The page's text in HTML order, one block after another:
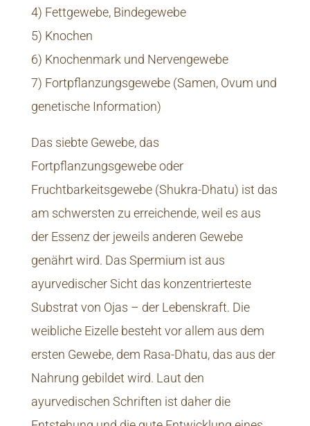
4) Fettgewebe, Bindegewebe
5) Knochen
6) Knochenmark und Nervengewebe
7) Fortpflanzungsgewebe (Samen, Ovum und
genetische Information)
Das siebte Gewebe, das
Fortpflanzungsgewebe oder
Fruchtbarkeitsgewebe (Shukra-Dhatu) ist das
am schwersten zu erreichende, weil es aus
der Essenz der jeweils anderen Gewebe
genährt wird. Das Spermium ist aus
ayurvedischer Sicht das konzentrierteste
Substrat von Ojas – der Lebenskraft. Die
weibliche Eizelle besteht vor allem aus dem
ersten Gewebe, dem Rasa-Dhatu, das aus der
Nahrung gebildet wird. Laut den
ayurvedischen Schriften ist daher die